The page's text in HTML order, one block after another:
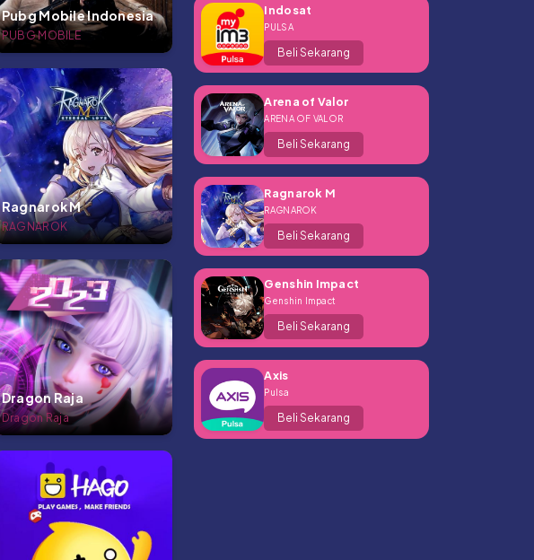
Pubg Mobile Indonesia
PUBG MOBILE
Ragnarok M
RAGNAROK
Dragon Raja
Dragon Raja
Indosat
PULSA
Beli Sekarang
Arena of Valor
ARENA OF VALOR
Beli Sekarang
Ragnarok M
RAGNAROK
Beli Sekarang
Genshin Impact
Genshin Impact
Beli Sekarang
Axis
Pulsa
Beli Sekarang